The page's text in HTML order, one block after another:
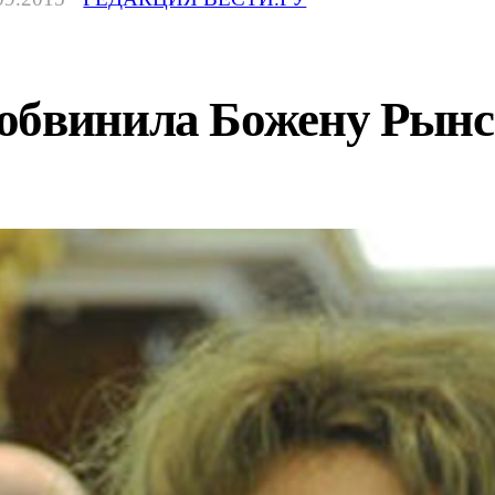
Божену